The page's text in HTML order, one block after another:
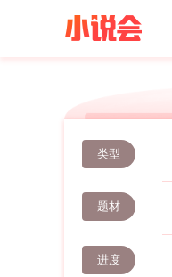
类型
题材
进度